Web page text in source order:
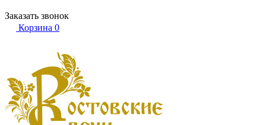
Заказать звонок
Корзина 0